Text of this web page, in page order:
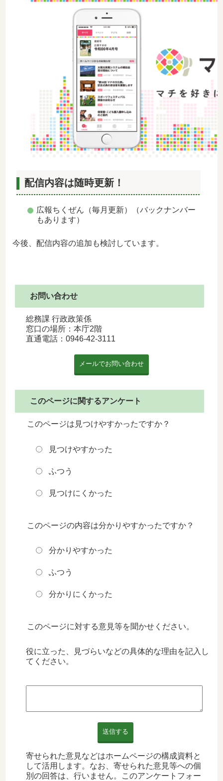
配信内容は随時更新！
広報ちくぜん（毎月更新）（バックナンバー
もあります）
今後、配信内容の追加も検討しています。
お問い合わせ
総務課 行政政策係
窓口の場所：本庁2階
直通電話： 0946-42-3111
このページに関するアンケート
このページは見つけやすかったですか？
見つけやすかった
ふつう
見つけにくかった
このページの内容は分かりやすかったですか？
分かりやすかった
ふつう
分かりにくかった
このページに対する意見等を聞かせください。
役に立った、見づらいなどの具体的な理由を記入し
てください。
送信する
寄せられた意見などはホームページの構成資料と
して活用します。なお、寄せられた意見等への個
別の回答は、行いません。このアンケートフォー